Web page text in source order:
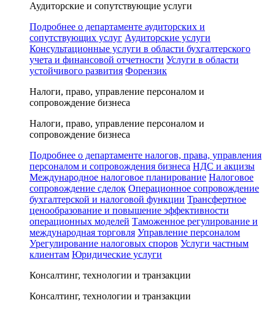
Аудиторские и сопутствующие услуги
Подробнее о департаменте аудиторских и
сопутствующих услуг Аудиторские услуги
Консультационные услуги в области бухгалтерского
учета и финансовой отчетности Услуги в области
устойчивого развития Форензик
Налоги, право, управление персоналом и
сопровождение бизнеса
Налоги, право, управление персоналом и
сопровождение бизнеса
Подробнее о департаменте налогов, права, управления
персоналом и сопровождения бизнеса НДС и акцизы
Международное налоговое планирование Налоговое
сопровождение сделок Операционное сопровождение
бухгалтерской и налоговой функции Трансфертное
ценообразование и повышение эффективности
операционных моделей Таможенное регулирование и
международная торговля Управление персоналом
Урегулирование налоговых споров Услуги частным
клиентам Юридические услуги
Консалтинг, технологии и транзакции
Консалтинг, технологии и транзакции